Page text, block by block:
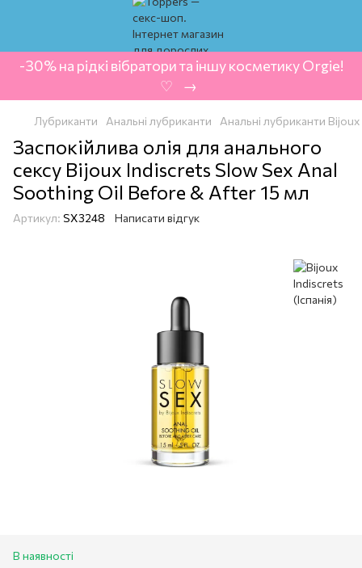
-30% на рідкі вібратори та іншу косметику Orgie!
‍ ♡ ‍ → ‍
Лубриканти Анальні лубриканти Анальні лубриканти Bijoux
Заспокійлива олія для анального
сексу Bijoux Indiscrets Slow Sex Anal
Soothing Oil Before & After 15 мл
Артикул: SX3248 Написати відгук
В наявності